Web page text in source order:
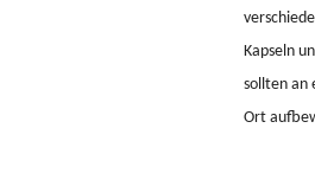
Kapseln
sollten an
Ort